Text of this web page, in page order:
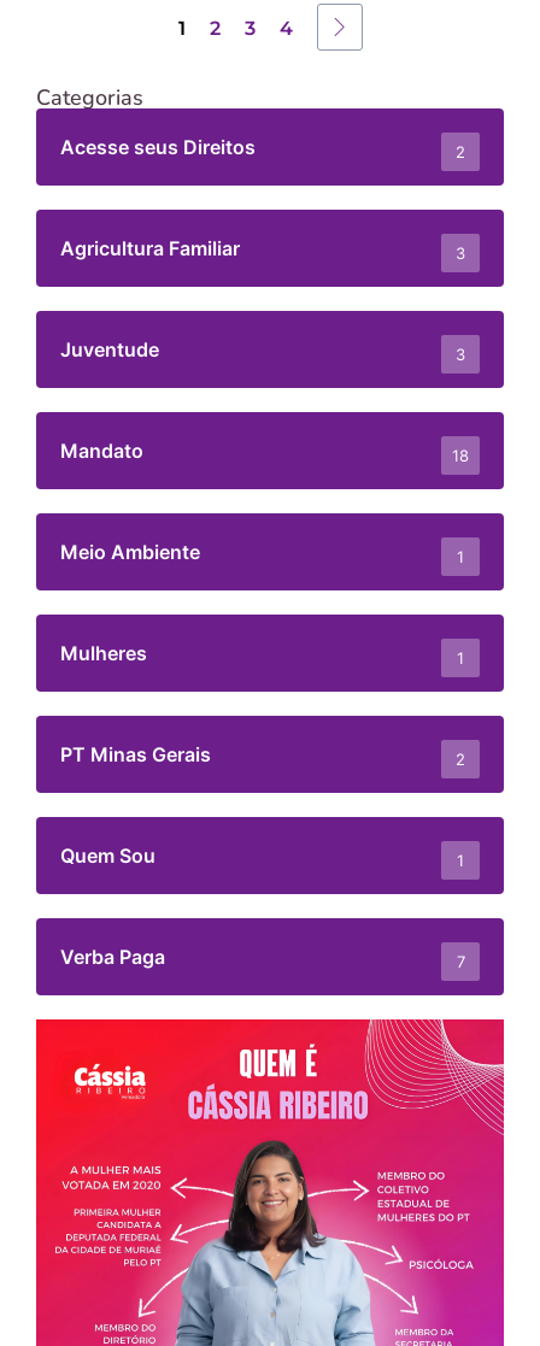
1 2 3 4
Categorias
Acesse seus Direitos 2
Agricultura Familiar 3
Juventude 3
Mandato 18
Meio Ambiente 1
Mulheres 1
PT Minas Gerais 2
Quem Sou 1
Verba Paga 7